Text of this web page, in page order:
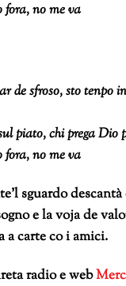
fora, no me va
de sfroso, sto tenpo
piato, chi prega Dio
fora, no me va
sguardo
e la voja de
a carte co i amici.
radio e web